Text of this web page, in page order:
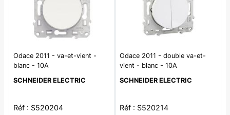
Odace 2011 - va-et-vient -
blanc - 10A
SCHNEIDER ELECTRIC
Réf : S520204
Odace 2011 - double va-et-
vient - blanc - 10A
SCHNEIDER ELECTRIC
Réf : S520214